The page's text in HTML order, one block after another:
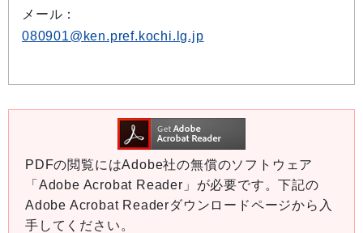
メール：
080901@ken.pref.kochi.lg.jp
PDFの閲覧にはAdobe社の無償のソフトウェア
「Adobe Acrobat Reader」が必要です。下記の
Adobe Acrobat Readerダウンロードページから入
手してください。